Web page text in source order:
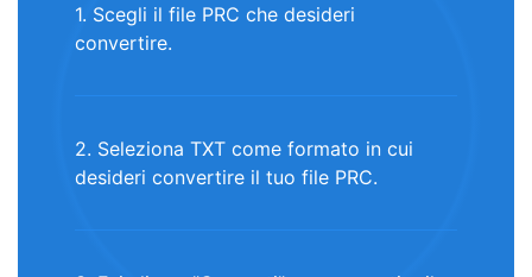
1. Scegli il file PRC che desideri
convertire.
2. Seleziona TXT come formato in cui
desideri convertire il tuo file PRC.